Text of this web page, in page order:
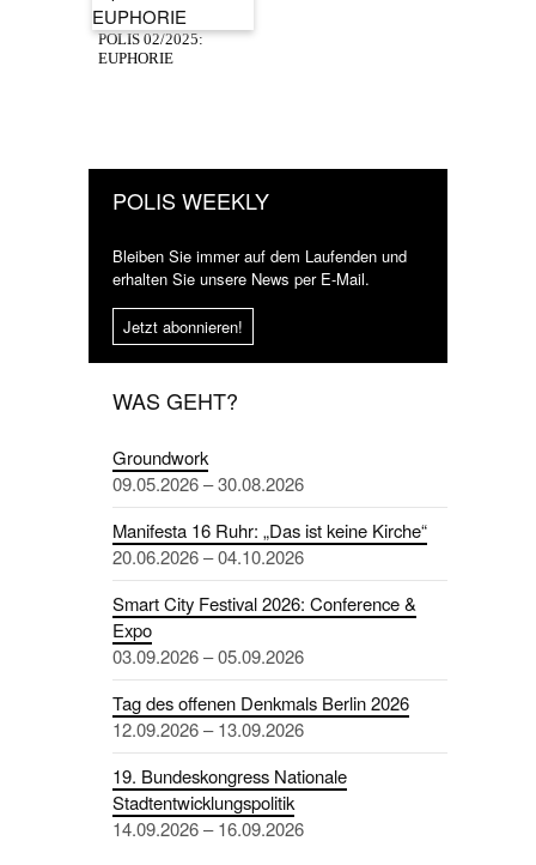
POLIS 02/2025:
EUPHORIE
POLIS WEEKLY
Bleiben Sie immer auf dem Laufenden und
erhalten Sie unsere News per E-Mail.
Jetzt abonnieren!
WAS GEHT?
Groundwork
09.05.2026 – 30.08.2026
Manifesta 16 Ruhr: „Das ist keine Kirche“
20.06.2026 – 04.10.2026
Smart City Festival 2026: Conference &
Expo
03.09.2026 – 05.09.2026
Tag des offenen Denkmals Berlin 2026
12.09.2026 – 13.09.2026
19. Bundeskongress Nationale
Stadtentwicklungspolitik
14.09.2026 – 16.09.2026